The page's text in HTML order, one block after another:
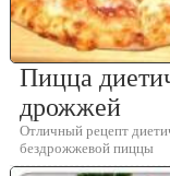
Пицца
дрожжей
Отличный рецепт
бездрожжевой пиццы